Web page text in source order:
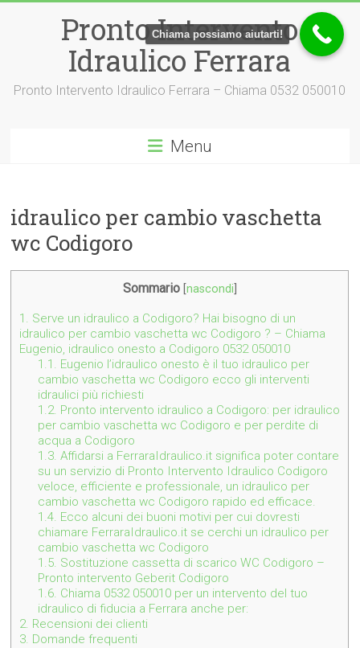
Pronto Intervento
Idraulico Ferrara
Pronto Intervento Idraulico Ferrara – Chiama 0532 050010
Menu
idraulico per cambio vaschetta
wc Codigoro
Sommario nascondi
1. Serve un idraulico a Codigoro? Hai bisogno di un
idraulico per cambio vaschetta wc Codigoro ? – Chiama
Eugenio, idraulico onesto a Codigoro 0532 050010
1.1. Eugenio l’idraulico onesto è il tuo idraulico per
cambio vaschetta wc Codigoro ecco gli interventi
idraulici più richiesti
1.2. Pronto intervento idraulico a Codigoro: per idraulico
per cambio vaschetta wc Codigoro e per perdite di
acqua a Codigoro
1.3. Affidarsi a FerraraIdraulico.it significa poter contare
su un servizio di Pronto Intervento Idraulico Codigoro
veloce, efficiente e professionale, un idraulico per
cambio vaschetta wc Codigoro rapido ed efficace.
1.4. Ecco alcuni dei buoni motivi per cui dovresti
chiamare FerraraIdraulico.it se cerchi un idraulico per
cambio vaschetta wc Codigoro
1.5. Sostituzione cassetta di scarico WC Codigoro –
Pronto intervento Geberit Codigoro
1.6. Chiama 0532 050010 per un intervento del tuo
idraulico di fiducia a Ferrara anche per:
2. Recensioni dei clienti
3. Domande frequenti
Chiama possiamo aiutarti!